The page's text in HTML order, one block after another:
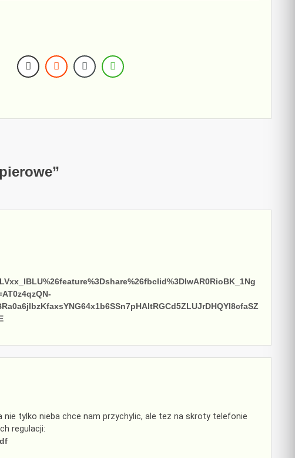
”
nie tylko nieba chce nam przychylic, ale tez na skroty telefonie
regulacji: